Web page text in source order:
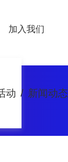
加入我们
动 / 新闻动态